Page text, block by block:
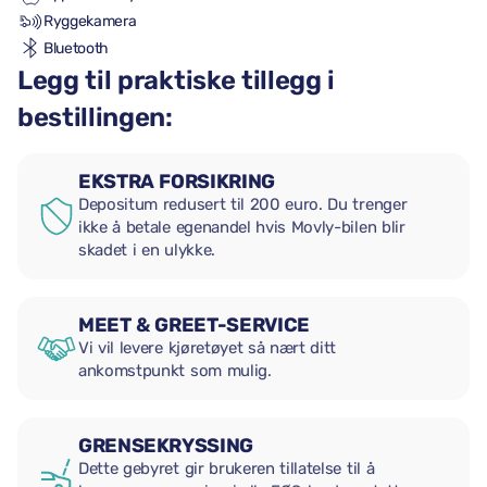
Ryggekamera
Bluetooth
Legg til praktiske tillegg i
bestillingen:
EKSTRA FORSIKRING
Depositum redusert til 200 euro. Du trenger
ikke å betale egenandel hvis Movly-bilen blir
skadet i en ulykke.
MEET & GREET-SERVICE
Vi vil levere kjøretøyet så nært ditt
ankomstpunkt som mulig.
GRENSEKRYSSING
Dette gebyret gir brukeren tillatelse til å